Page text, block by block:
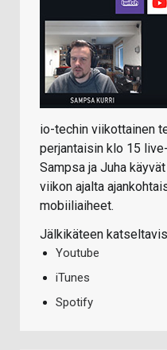
io-techin viikottainen
perjantaisin klo 15
Sampsa ja Juha
viikon ajalta
mobiiliaiheet.
Jälkikäteen
Youtube
iTunes
Spotify